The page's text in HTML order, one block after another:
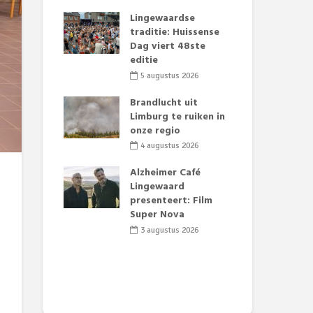
op
dode
Lingewaardse
traditie: Huissense
Dag viert 48ste
editie
5 augustus 2026
Brandlucht uit
Limburg te ruiken in
onze regio
4 augustus 2026
Alzheimer Café
Lingewaard
presenteert: Film
Super Nova
3 augustus 2026